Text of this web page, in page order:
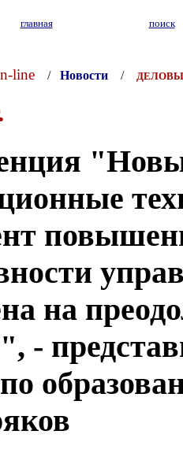
главная поиск
line / Новости /
на
-